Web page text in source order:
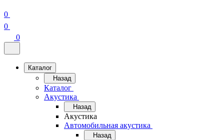
0
0
0
Каталог
Назад
Каталог
Акустика
Назад
Акустика
Автомобильная акустика
Назад